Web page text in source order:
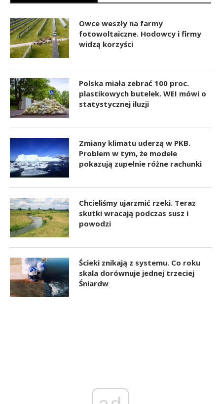
Owce weszły na farmy
fotowoltaiczne. Hodowcy i firmy
widzą korzyści
Polska miała zebrać 100 proc.
plastikowych butelek. WEI mówi o
statystycznej iluzji
Zmiany klimatu uderzą w PKB.
Problem w tym, że modele
pokazują zupełnie różne rachunki
Chcieliśmy ujarzmić rzeki. Teraz
skutki wracają podczas susz i
powodzi
Ścieki znikają z systemu. Co roku
skala dorównuje jednej trzeciej
Śniardw